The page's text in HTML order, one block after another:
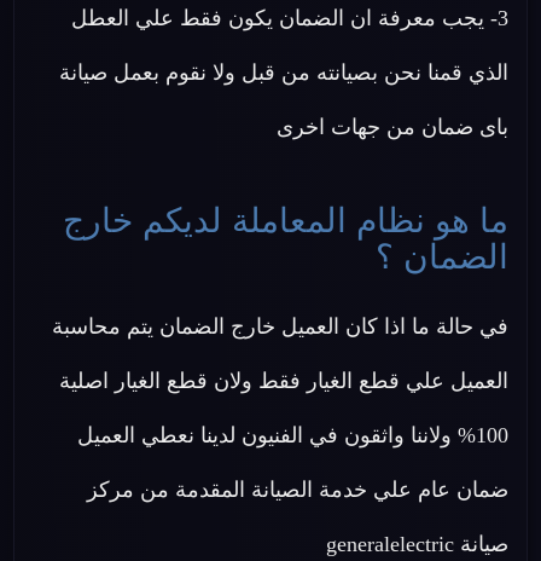
3- يجب معرفة ان الضمان يكون فقط علي العطل
الذي قمنا نحن بصيانته من قبل ولا نقوم بعمل صيانة
باى ضمان من جهات اخرى
ما هو نظام المعاملة لديكم خارج
الضمان ؟
في حالة ما اذا كان العميل خارج الضمان يتم محاسبة
العميل علي قطع الغيار فقط ولان قطع الغيار اصلية
100% ولاننا واثقون في الفنيون لدينا نعطي العميل
ضمان عام علي خدمة الصيانة المقدمة من مركز
صيانة generalelectric